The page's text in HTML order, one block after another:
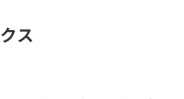
ス